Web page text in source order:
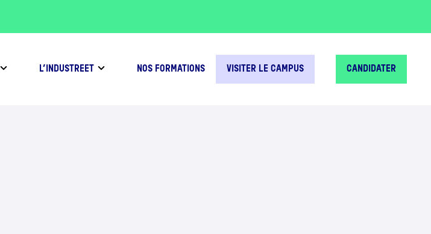
L’INDUSTREET NOS FORMATIONS VISITER LE CAMPUS CANDIDATER